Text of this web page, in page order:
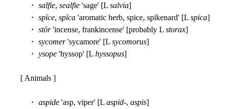
・ salfie, sealfie 'sage' [L salvia]
・ spīce, spīca 'aromatic herb, spice, spikenard' [L spica]
・ stōr'incense, frankincense' [probably L storax]
・ sycomer'sycamore' [L sycomorus]
・ ysope 'hyssop' [L hyssopus]
[ Animals ]
・ aspide 'asp, viper' [L aspid-, aspis]